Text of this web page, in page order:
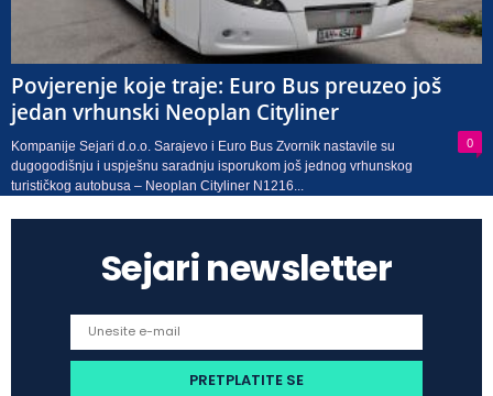
Povjerenje koje traje: Euro Bus preuzeo još
jedan vrhunski Neoplan Cityliner
0
Kompanije Sejari d.o.o. Sarajevo i Euro Bus Zvornik nastavile su
dugogodišnju i uspješnu saradnju isporukom još jednog vrhunskog
turističkog autobusa – Neoplan Cityliner N1216...
Sejari newsletter